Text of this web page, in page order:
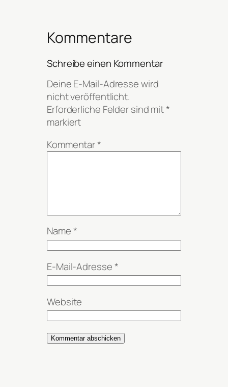
Kommentare
Schreibe einen Kommentar
Deine E-Mail-Adresse wird
nicht veröffentlicht.
Erforderliche Felder sind mit*
markiert
Kommentar*
Name*
E-Mail-Adresse*
Website